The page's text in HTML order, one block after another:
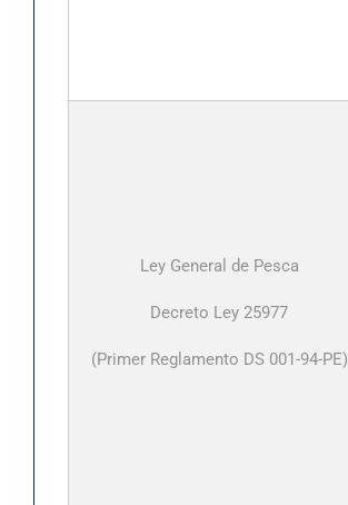
Ley General de Pesca
Decreto Ley 25977
(Primer Reglamento DS 001-94-PE)